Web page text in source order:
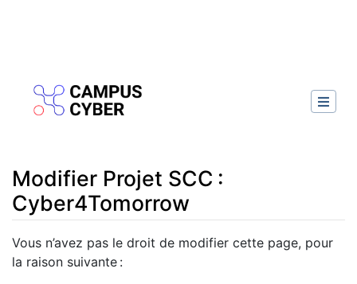
Modifier Projet SCC :
Cyber4Tomorrow
Aller à :navigation, rechercher
Vous n’avez pas le droit de modifier cette page, pour
la raison suivante :